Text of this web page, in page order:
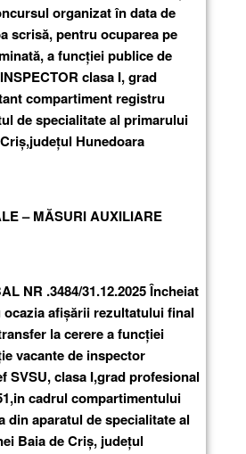
organizat în data de
scrisă, pentru ocuparea pe
a funcției publice de
clasa I, grad
compartiment registru
de specialitate al primarului
Hunedoara
– MĂSURI AUXILIARE
NR .3484/31.12.2025 Încheiat
ocazia afişării rezultatului final
la cerere a funcției
vacante de inspector
SVSU, clasa I,grad profesional
cadrul compartimentului
din aparatul de specialitate al
Baia de Criș, județul